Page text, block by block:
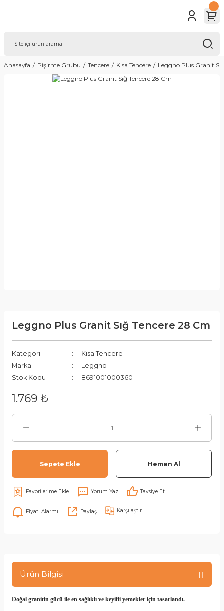
Anasayfa Pişirme Grubu Tencere Kısa Tencere Leggno Plus Granit
Leggno Plus Granit Sığ Tencere 28 Cm
Kategori
Kısa Tencere
Marka
Leggno
Stok Kodu
8691001000360
1.769 ₺
Sepete Ekle Hemen Al
Yorum Yaz Tavsiye Et
Fiyatı Alarmı Paylaş Karşılaştır
Ürün Bilgisi
Doğal granitin gücü ile en sağlıklı ve keyifli yemekler için tasarlandı.